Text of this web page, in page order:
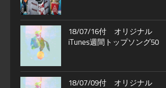
18/07/16付 オリジナル
iTunes週間トップソング50
18/07/09付 オリジナル